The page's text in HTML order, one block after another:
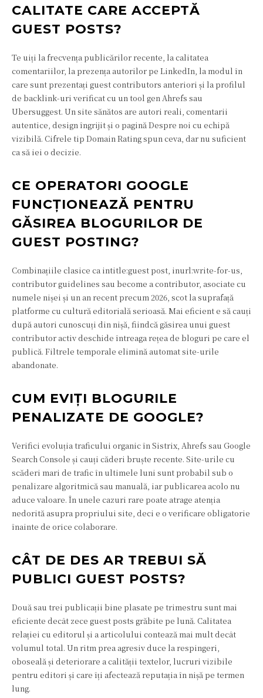
CALITATE CARE ACCEPTĂ
GUEST POSTS?
Te uiți la frecvența publicărilor recente, la calitatea
comentariilor, la prezența autorilor pe LinkedIn, la modul în
care sunt prezentați guest contributors anteriori și la profilul
de backlink-uri verificat cu un tool gen Ahrefs sau
Ubersuggest. Un site sănătos are autori reali, comentarii
autentice, design îngrijit și o pagină Despre noi cu echipă
vizibilă. Cifrele tip Domain Rating spun ceva, dar nu suficient
ca să iei o decizie.
CE OPERATORI GOOGLE
FUNCȚIONEAZĂ PENTRU
GĂSIREA BLOGURILOR DE
GUEST POSTING?
Combinațiile clasice ca intitle:guest post, inurl:write-for-us,
contributor guidelines sau become a contributor, asociate cu
numele nișei și un an recent precum 2026, scot la suprafață
platforme cu cultură editorială serioasă. Mai eficient e să cauți
după autori cunoscuți din nișă, fiindcă găsirea unui guest
contributor activ deschide întreaga rețea de bloguri pe care el
publică. Filtrele temporale elimină automat site-urile
abandonate.
CUM EVIȚI BLOGURILE
PENALIZATE DE GOOGLE?
Verifici evoluția traficului organic în Sistrix, Ahrefs sau Google
Search Console și cauți căderi bruște recente. Site-urile cu
scăderi mari de trafic în ultimele luni sunt probabil sub o
penalizare algoritmică sau manuală, iar publicarea acolo nu
aduce valoare. În unele cazuri rare poate atrage atenția
nedorită asupra propriului site, deci e o verificare obligatorie
înainte de orice colaborare.
CÂT DE DES AR TREBUI SĂ
PUBLICI GUEST POSTS?
Două sau trei publicații bine plasate pe trimestru sunt mai
eficiente decât zece guest posts grăbite pe lună. Calitatea
relației cu editorul și a articolului contează mai mult decât
volumul total. Un ritm prea agresiv duce la respingeri,
oboseală și deteriorare a calității textelor, lucruri vizibile
pentru editori și care îți afectează reputația în nișă pe termen
lung.